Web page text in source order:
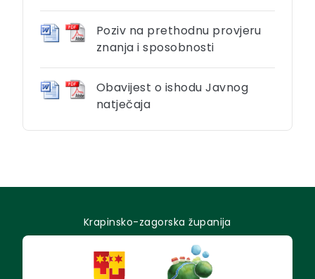
Poziv na prethodnu provjeru
znanja i sposobnosti
Obavijest o ishodu Javnog
natječaja
Krapinsko-zagorska županija